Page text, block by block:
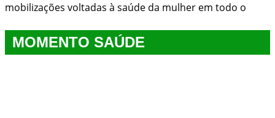
mobilizações voltadas à saúde da mulher em todo o
MOMENTO SAÚDE